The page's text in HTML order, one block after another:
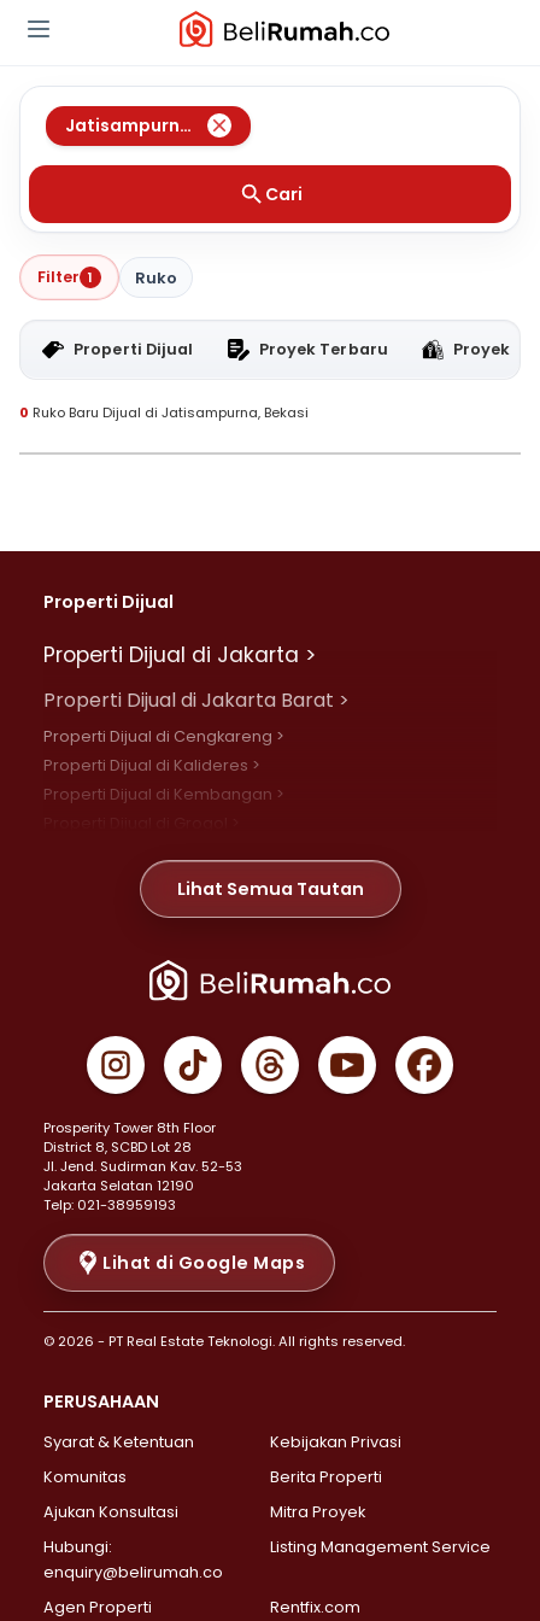
Jatisampurna Bekasi
Cari
Filter 1 Ruko
Properti Dijual Proyek Terbaru Proyek
0 Ruko Baru Dijual di Jatisampurna, Bekasi
Properti Dijual
Properti Dijual di Jakarta >
Properti Dijual di Jakarta Barat >
Properti Dijual di Cengkareng >
Properti Dijual di Kalideres >
Properti Dijual di Kembangan >
Properti Dijual di Meruya >
Properti Dijual di Jelambar >
Properti Dijual di Jakarta Pusat >
Properti Dijual di Gambir >
Properti Dijual di Johar Baru >
Properti Dijual di Menteng >
Properti Dijual di Senen >
Properti Dijual di Tanah Abang >
Properti Dijual di Cikini >
Properti Dijual di Kramat >
Properti Dijual di Pasar Baru >
Properti Dijual di Bendungan Hilir >
Properti Dijual di Jakarta Selatan >
Properti Dijual di Lebak Bulus >
Properti Dijual di Gandaria Selatan >
Properti Dijual di Pondok Labu >
Properti Dijual di Lenteng Agung >
Properti Dijual di Senayan >
Properti Dijual di Pondok Pinang >
Lihat Semua Tautan
Prosperity Tower 8th Floor
District 8, SCBD Lot 28
JI. Jend. Sudirman Kav. 52-53
Jakarta Selatan 12190
Telp: 021-38959193
Lihat di Google Maps
© 2026 - PT Real Estate Teknologi. All rights reserved.
PERUSAHAAN
Syarat & Ketentuan
Kebijakan Privasi
Komunitas
Berita Properti
Ajukan Konsultasi
Mitra Proyek
Hubungi:
enquiry@belirumah.co
Listing Management Service
Agen Properti Rentfix.com